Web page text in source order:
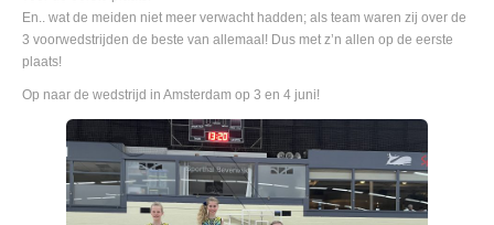
En.. wat de meiden niet meer verwacht hadden; als team waren zij over de
3 voorwedstrijden de beste van allemaal! Dus met z’n allen op de eerste
plaats!
Op naar de wedstrijd in Amsterdam op 3 en 4 juni!